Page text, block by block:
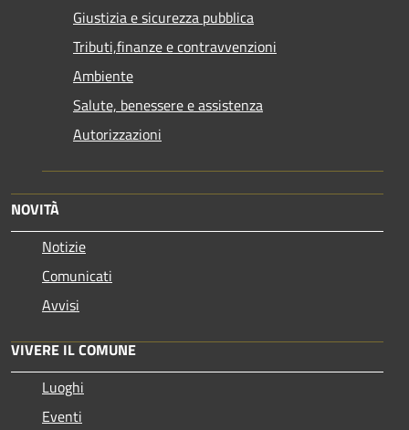
Giustizia e sicurezza pubblica
Tributi,finanze e contravvenzioni
Ambiente
Salute, benessere e assistenza
Autorizzazioni
NOVITÀ
Notizie
Comunicati
Avvisi
VIVERE IL COMUNE
Luoghi
Eventi